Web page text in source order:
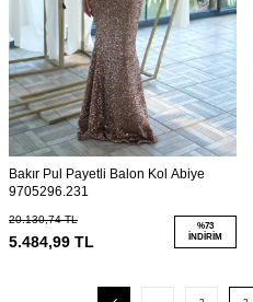
Bakır Pul Payetli Balon Kol Abiye
9705296.231
20.130,74TL
5.484,99 TL
%73
İNDIRIM